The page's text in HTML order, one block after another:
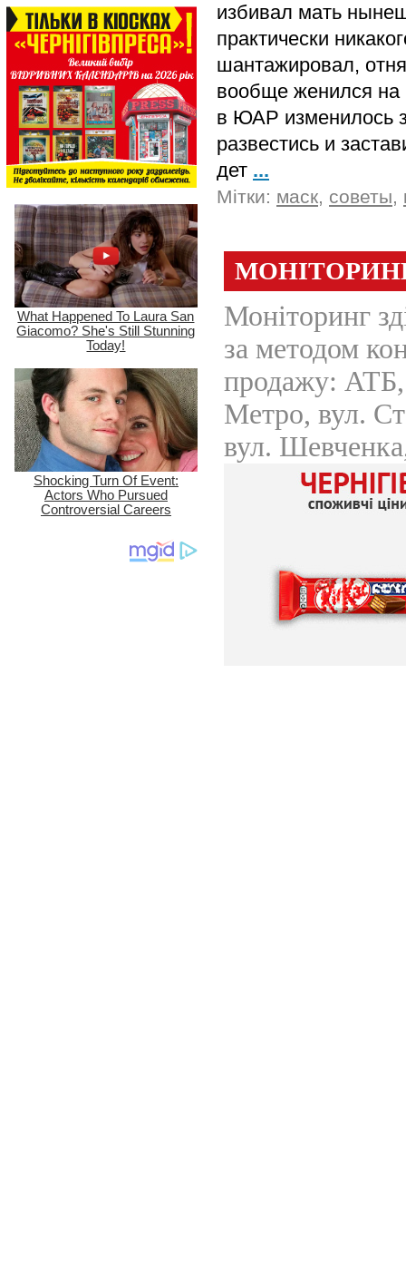
избивал мать
практически
шантажировал,
вообще женился на
в ЮАР изменилось
развестись и
дет ...
Мітки: маск, советы,